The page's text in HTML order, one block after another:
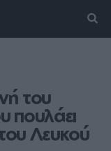
του
πουλάει
Λευκού